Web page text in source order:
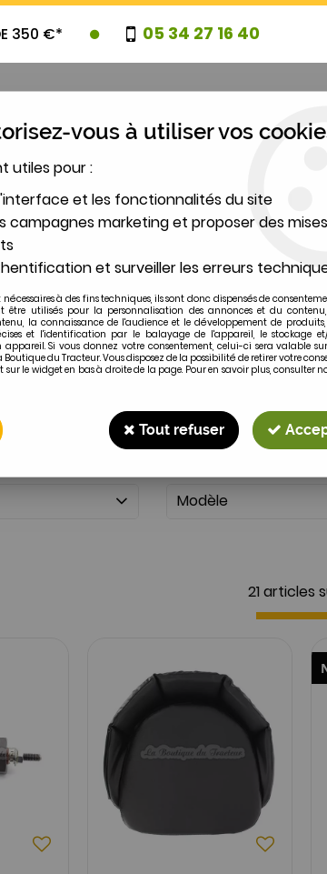
350 €* 05 34 27 16 40
PROMOTIONS
2 MODÈLE
D50
Modèle
21 articles
vous à utiliser vos
utiles pour :
et les fonctionnalités du site
campagnes marketing et proposer des
et surveiller les erreurs
à des fins techniques, ils sont donc dispensés de
être utilisés pour la personnalisation des annonces et du
la connaissance de l'audience et le développement de produits,
et l'identification par le balayage de l'appareil, le stockage
Si vous donnez votre consentement, celui-ci sera valable sur
Boutique du Tracteur. Vous disposez de la possibilité de retirer votre
le widget en bas à droite de la page. Pour en savoir plus, consulter
Tout refuser